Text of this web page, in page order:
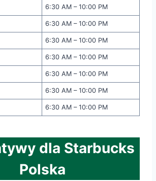
6:30 AM – 10:00 PM
6:30 AM – 10:00 PM
6:30 AM – 10:00 PM
6:30 AM – 10:00 PM
6:30 AM – 10:00 PM
6:30 AM – 10:00 PM
6:30 AM – 10:00 PM
dla Starbucks
Polska